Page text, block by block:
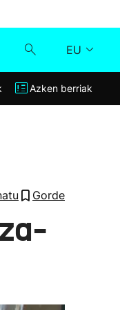
EU
Klisk
Azken berriak
Azken berriak
Gorde